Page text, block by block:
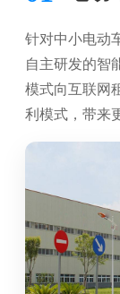
针对中小电动
自主研发的智
模式向互联网
利模式，带来